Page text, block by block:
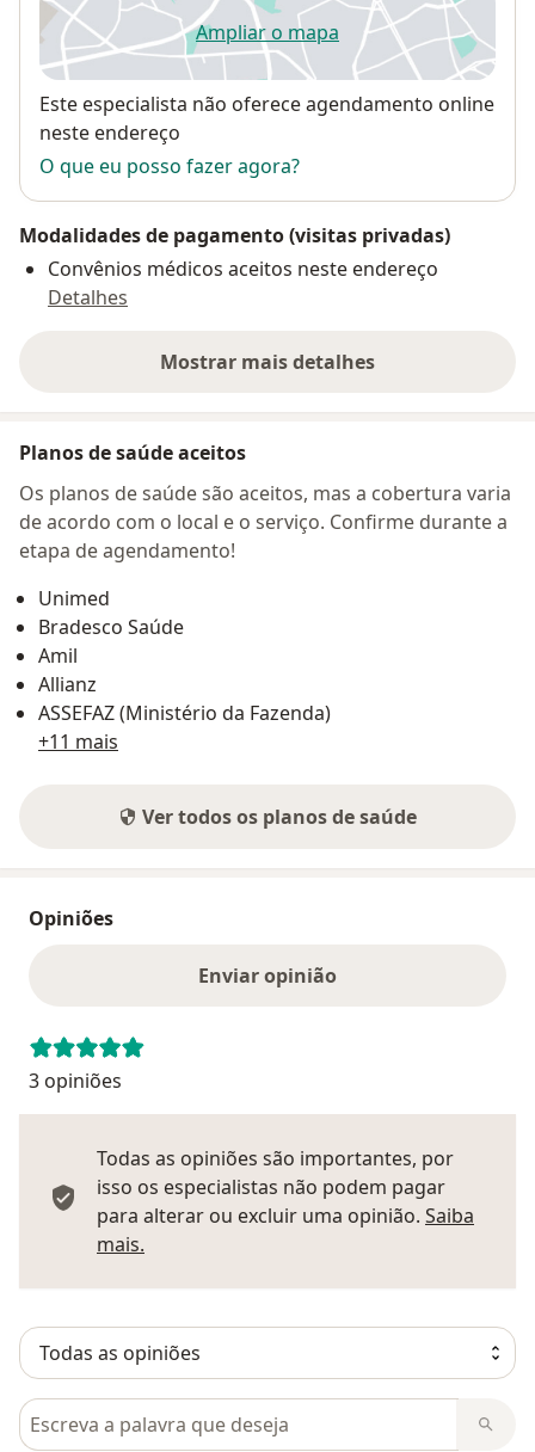
Ampliar o mapaabre num novo separador
Disponibilidade
Este especialista não oferece agendamento online
neste endereço
O que eu posso fazer agora?
Modalidades de pagamento (visitas privadas)
Convênios médicos aceitos neste endereço
Detalhes
Mostrar mais detalhes
sobre o endereço
Planos de saúde aceitos
Os planos de saúde são aceitos, mas a cobertura varia
de acordo com o local e o serviço. Confirme durante a
etapa de agendamento!
Unimed
Bradesco Saúde
Amil
Allianz
ASSEFAZ (Ministério da Fazenda)
+11 mais
Ver todos os planos de saúde
Opiniões
Enviar opinião
3 opiniões
Todas as opiniões são importantes, por
isso os especialistas não podem pagar
para alterar ou excluir uma opinião. Saiba
mais.
Pesquisar em opiniões